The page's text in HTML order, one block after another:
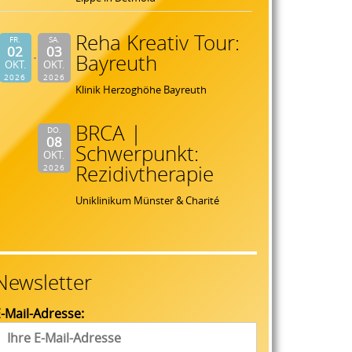
FR.
02
OKT.
2026
SA.
03
OKT.
2026
Reha Kreativ Tour:
Bayreuth
Klinik Herzoghöhe Bayreuth
DO.
08
OKT.
2026
BRCA |
Schwerpunkt:
Rezidivtherapie
Uniklinikum Münster & Charité
Mail-Adresse: